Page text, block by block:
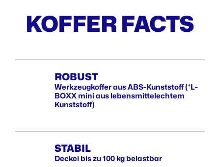
KOFFER FACTS
ROBUST
Werkzeugkoffer aus ABS-Kunststoff (*L-
BOXX mini aus lebensmittelechtem
Kunststoff)
STABIL
Deckel bis zu 100 kg belastbar